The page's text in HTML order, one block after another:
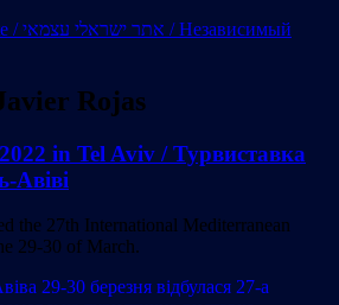
Rojas
in Tel Aviv / Турвиставка
Авіві
the 27th International Mediterranean
29-30 of March.
29-30 березня відбулася 27-а